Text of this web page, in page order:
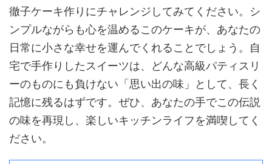
徹子ケーキ作りにチャレンジしてみてください。シ
ンプルながらも心を温めるこのケーキが、あなたの
日常に小さな幸せを運んでくれることでしょう。自
宅で手作りしたスイーツは、どんな高級パティスリ
ーのものにも負けない「思い出の味」として、長く
記憶に残るはずです。ぜひ、あなたの手でこの伝説
の味を再現し、楽しいキッチンライフを満喫してく
ださい。